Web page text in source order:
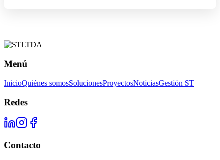
Menú
InicioQuiénes somosSolucionesProyectosNoticiasGestión ST
Redes
Contacto